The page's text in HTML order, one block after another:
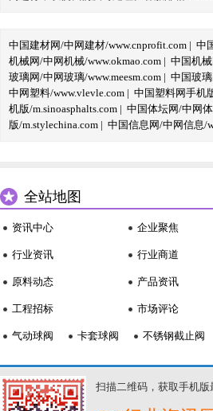
中国建材网/中网建材/www.cnprofit.com | 中
机械网/中网机械/www.okmao.com | 中国机
玻璃网/中网玻璃/www.meesm.com | 中国玻
中网塑料/www.vlevle.com | 中国塑料网手机
机版/m.sinoasphalts.com | 中国体坛网/中网
版/m.stylechina.com | 中国信息网/中网信息/
全站地图
资讯中心
行业资讯
原料动态
工程招标
企业聚焦
行业商道
产品资讯
市场评论
气动球阀 卡套球阀 不锈钢截止阀
扫描二维码，获取手机版